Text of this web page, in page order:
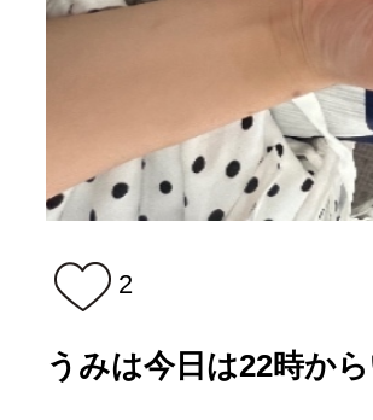
2
うみは今日は22時か